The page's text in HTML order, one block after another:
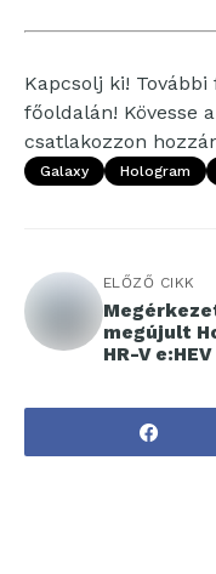
Kapcsolj ki!
főoldalán! Kövesse
csatlakozzon
Galaxy Hologram
ELŐZŐ CIKK
megújult
HR-V e:HEV